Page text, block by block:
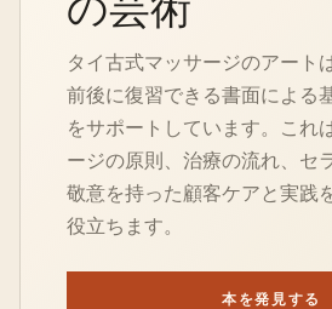
タイ古式マッサージのアート
前後に復習できる書面による
をサポートしています。これ
ージの原則、治療の流れ、セ
敬意を持った顧客ケアと実践
役立ちます。
本を発見する